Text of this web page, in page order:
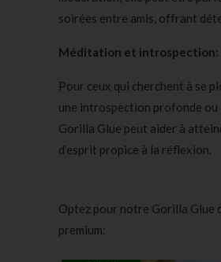
soirées entre amis, offrant
Méditation et introspection:
Pour ceux qui cherchent à se
une introspection profonde ou
Gorilla Glue peut aider à
d’esprit propice à la réflexion.
Optez pour notre Gorilla Glue
premium: